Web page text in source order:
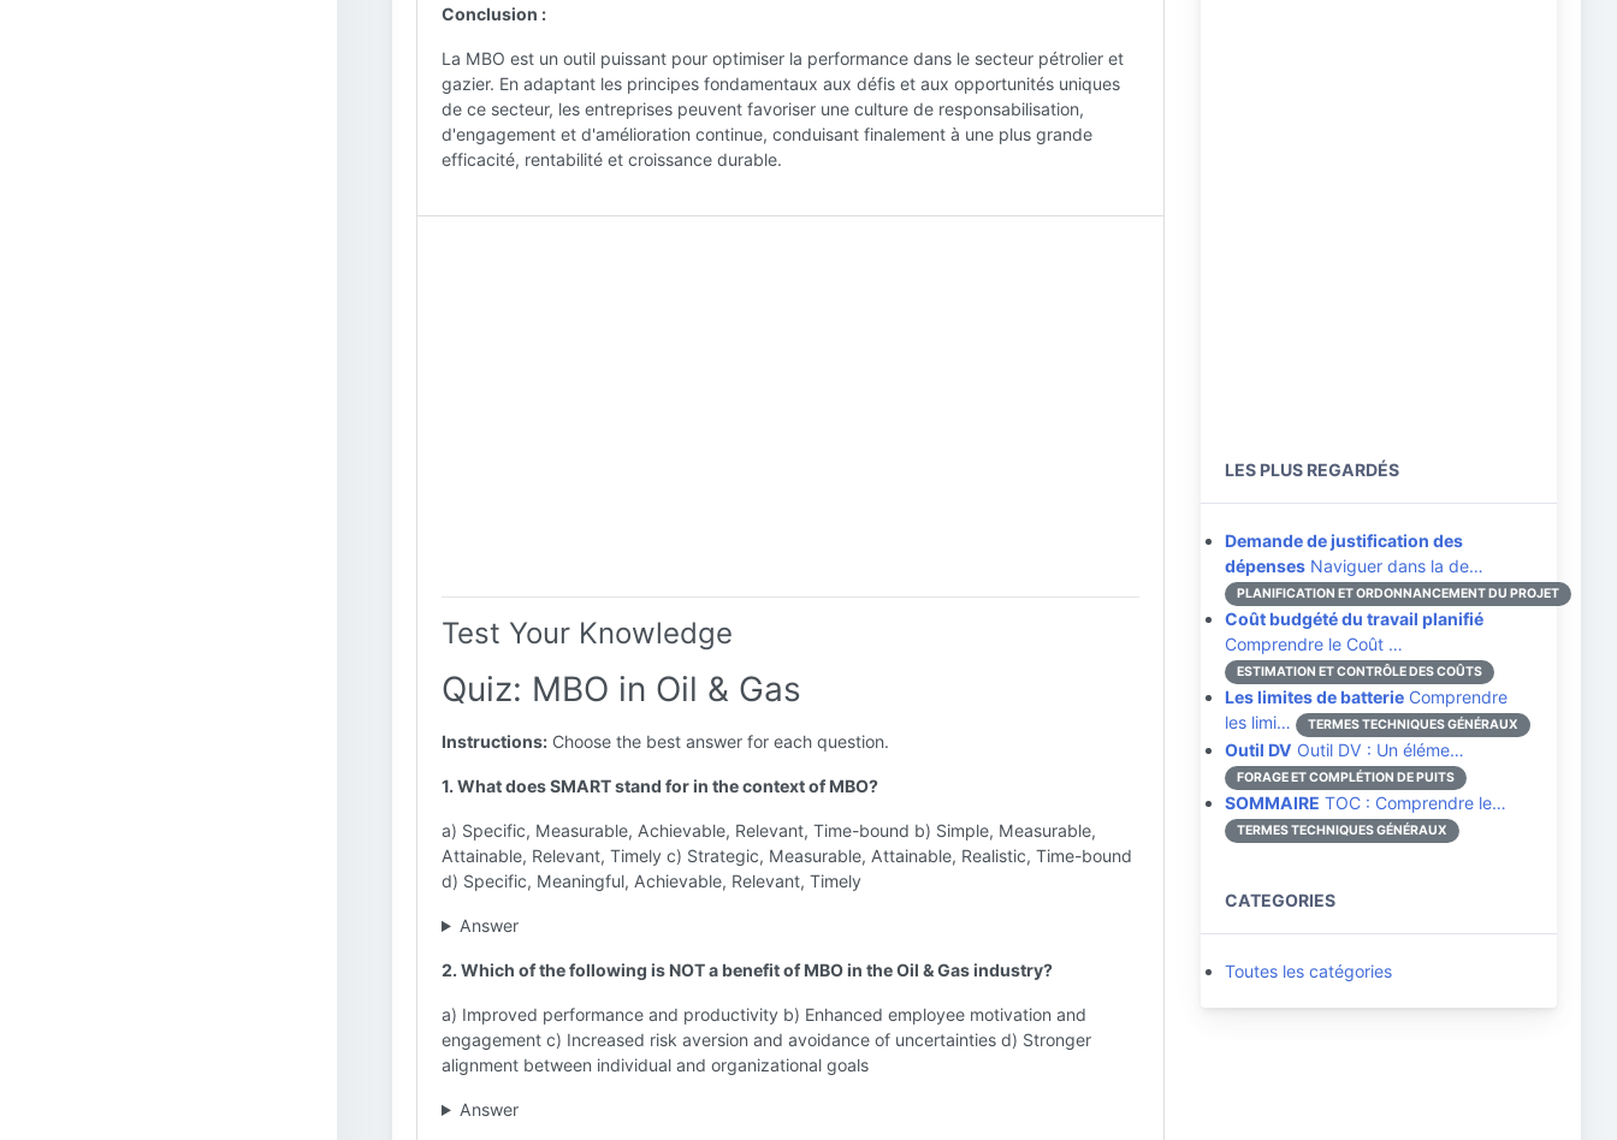
Conclusion :
La MBO est un outil puissant pour optimiser la performance dans le secteur pétrolier et
gazier. En adaptant les principes fondamentaux aux défis et aux opportunités uniques
de ce secteur, les entreprises peuvent favoriser une culture de responsabilisation,
d'engagement et d'amélioration continue, conduisant finalement à une plus grande
efficacité, rentabilité et croissance durable.
Test Your Knowledge
Quiz: MBO in Oil & Gas
Instructions: Choose the best answer for each question.
1. What does SMART stand for in the context of MBO?
a) Specific, Measurable, Achievable, Relevant, Time-bound b) Simple, Measurable,
Attainable, Relevant, Timely c) Strategic, Measurable, Attainable, Realistic, Time-bound
d) Specific, Meaningful, Achievable, Relevant, Timely
Answer
2. Which of the following is NOT a benefit of MBO in the Oil & Gas industry?
a) Improved performance and productivity b) Enhanced employee motivation and
engagement c) Increased risk aversion and avoidance of uncertainties d) Stronger
alignment between individual and organizational goals
Answer
LES PLUS REGARDÉS
Demande de justification des
dépenses Naviguer dans la de…
PLANIFICATION ET ORDONNANCEMENT DU PROJET
Coût budgété du travail planifié
Comprendre le Coût …
ESTIMATION ET CONTRÔLE DES COÛTS
Les limites de batterie Comprendre
les limi…
TERMES TECHNIQUES GÉNÉRAUX
Outil DV Outil DV : Un éléme…
FORAGE ET COMPLÉTION DE PUITS
SOMMAIRE TOC : Comprendre le…
TERMES TECHNIQUES GÉNÉRAUX
CATEGORIES
Toutes les catégories